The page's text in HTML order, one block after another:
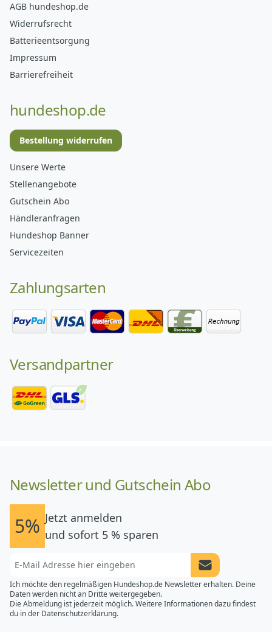
AGB hundeshop.de
Widerrufsrecht
Batterieentsorgung
Impressum
Barrierefreiheit
hundeshop.de
Bestellung widerrufen
Unsere Werte
Stellenangebote
Gutschein Abo
Händleranfragen
Hundeshop Banner
Servicezeiten
Zahlungsarten
Versandpartner
Newsletter und Gutschein Abo
5% Jetzt anmelden
und sofort 5 % sparen
Newsletter
Ich möchte den regelmäßigen Hundeshop.de Newsletter erhalten. Deine
Daten werden nicht an Dritte weitergegeben.
Die Abmeldung ist jederzeit möglich. Weitere Informationen dazu findest
du in der Datenschutzerklärung.